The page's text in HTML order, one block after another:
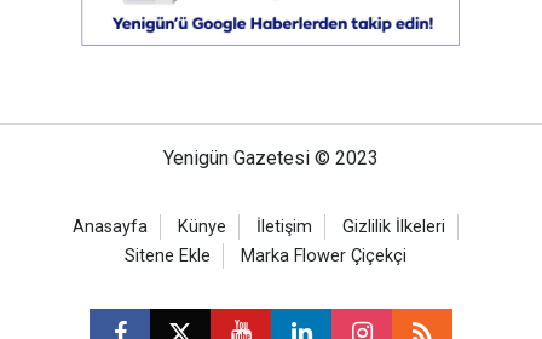
Yenigün Gazetesi © 2023
Anasayfa Künye İletişim
Gizlilik İlkeleri
Sitene Ekle
Marka Flower Çiçekçi